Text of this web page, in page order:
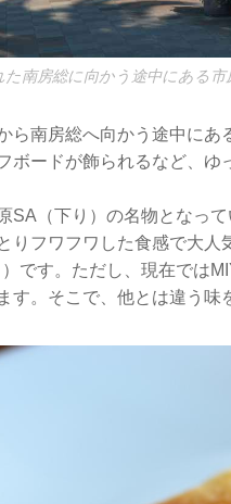
た南房総に向かう途中にある
ら南房総へ向かう途中に
ボードが飾られるなど、
SA（下り）の名物となっ
りフワフワした食感で大
です。ただし、現在では
す。そこで、他とは違う味